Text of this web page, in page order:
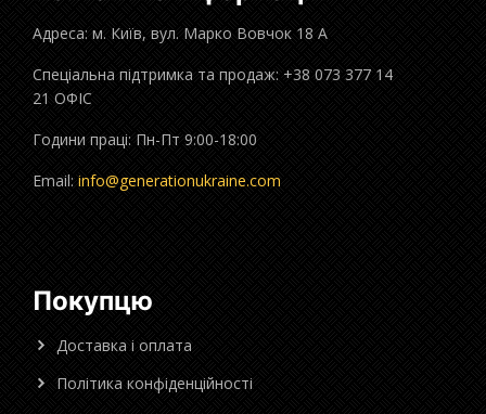
Адреса: м. Київ, вул. Марко Вовчок 18 А
Спеціальна підтримка та продаж: +38 073 377 14
21 ОФІС
Години праці: Пн-Пт 9:00-18:00
Email: info@generationukraine.com
Покупцю
Доставка і оплата
Політика конфіденційності